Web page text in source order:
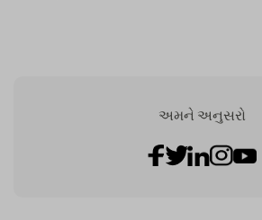
અમને અનુસરો